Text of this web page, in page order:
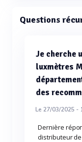
Questions
Je cherche
luxmètres
des
Le 27/03/2025 -
Dernière
distributeur